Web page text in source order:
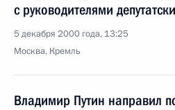
с руководителями
5 декабря 2000 года, 13:25
Москва, Кремль
Владимир Путин направил